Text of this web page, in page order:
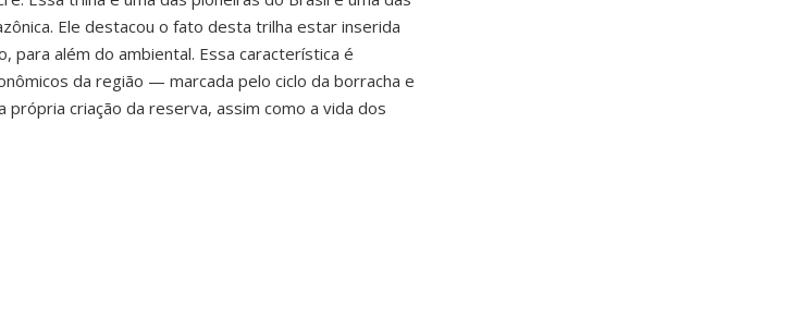
Ele destacou o fato desta trilha estar inserida
para além do ambiental. Essa característica é
da região — marcada pelo ciclo da borracha e
criação da reserva, assim como a vida dos